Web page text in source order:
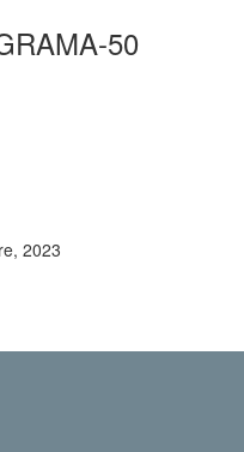
50
2023